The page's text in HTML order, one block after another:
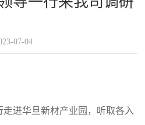
07-04
进华旦新材产业园，听取各入